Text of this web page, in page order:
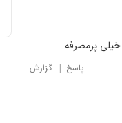
خیلی پرمصرفه
پاسخ | گزارش